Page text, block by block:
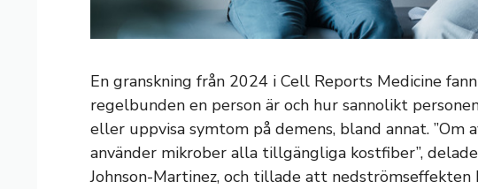
En granskning från 2024 i Cell Reports Medicine
regelbunden en person är och hur sannolikt
eller uppvisa symtom på demens, bland annat. ”Om
använder mikrober alla tillgängliga kostfiber”,
Johnson-Martinez, och tillade att